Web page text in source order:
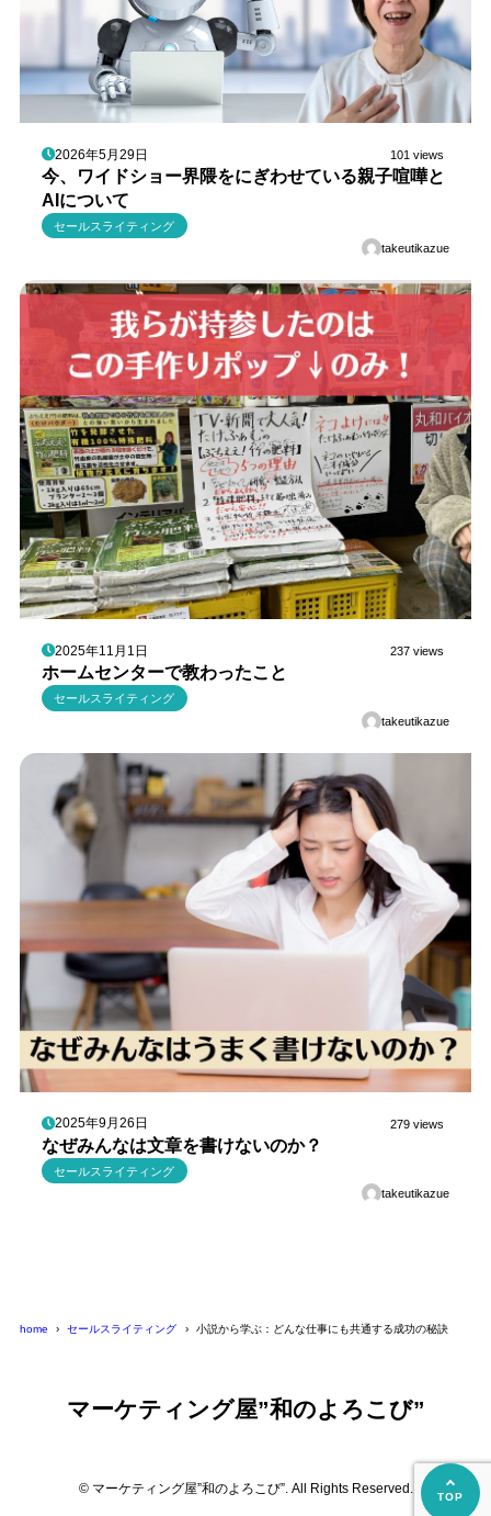
2026年5月29日 101 views
今、ワイドショー界隈をにぎわせている親子喧嘩と
AIについて
セールスライティング
takeutikazue
2025年11月1日 237 views
ホームセンターで教わったこと
セールスライティング
takeutikazue
2025年9月26日 279 views
なぜみんなは文章を書けないのか？
セールスライティング
takeutikazue
home セールスライティング 小説から学ぶ：どんな仕事にも共通する成功の秘訣
マーケティング屋”和のよろこび”
© マーケティング屋”和のよろこび”. All Rights Reserved.